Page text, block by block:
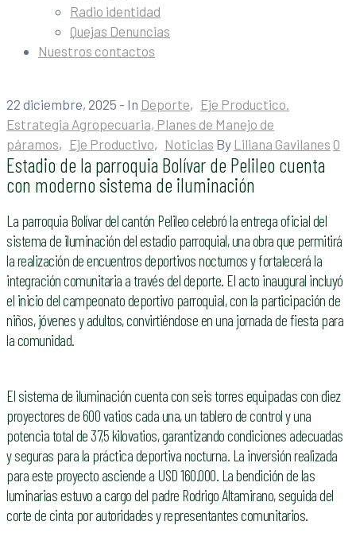
Radio identidad
Quejas Denuncias
Nuestros contactos
22 diciembre, 2025 - In Deporte‚ Eje Productico.
Estrategia Agropecuaria, Planes de Manejo de
páramos‚ Eje Productivo‚ Noticias By Liliana Gavilanes 0
Estadio de la parroquia Bolívar de Pelileo cuenta
con moderno sistema de iluminación
La parroquia Bolívar del cantón Pelileo celebró la entrega oficial del
sistema de iluminación del estadio parroquial, una obra que permitirá
la realización de encuentros deportivos nocturnos y fortalecerá la
integración comunitaria a través del deporte. El acto inaugural incluyó
el inicio del campeonato deportivo parroquial, con la participación de
niños, jóvenes y adultos, convirtiéndose en una jornada de fiesta para
la comunidad.
El sistema de iluminación cuenta con seis torres equipadas con diez
proyectores de 600 vatios cada una, un tablero de control y una
potencia total de 37,5 kilovatios, garantizando condiciones adecuadas
y seguras para la práctica deportiva nocturna. La inversión realizada
para este proyecto asciende a USD 160.000. La bendición de las
luminarias estuvo a cargo del padre Rodrigo Altamirano, seguida del
corte de cinta por autoridades y representantes comunitarios.